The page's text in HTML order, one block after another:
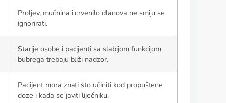
Proljev, mučnina i crvenilo dlanova ne smiju se
ignorirati.
Starije osobe i pacijenti sa slabijom funkcijom
bubrega trebaju bliži nadzor.
Pacijent mora znati što učiniti kod propuštene
doze i kada se javiti liječniku.